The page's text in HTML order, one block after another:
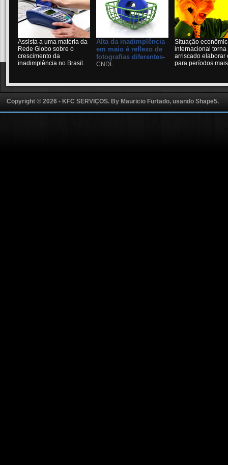
Assista a uma matéria da
Rede Globo sobre o
crescimento da
inadimplência no Brasil.
Alta da inadimplência
em maio é reflexo de
fotografias diferentes-
CNDL
Situação
internacional torna
arriscado elaborar
para períodos
Copyright © 2026 - KFC SERVIÇOS. By Mauricio Furtado, usando Shape5.